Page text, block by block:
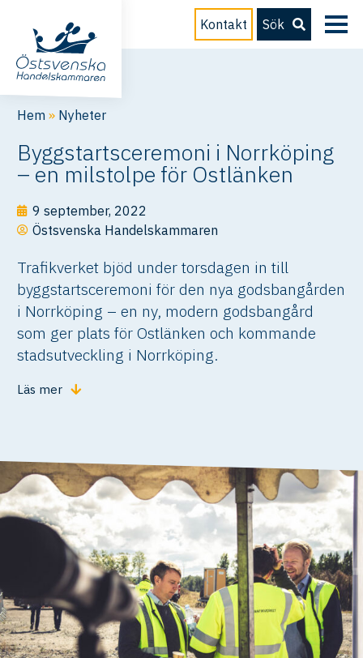
Kontakt Sök
Hem » Nyheter
Byggstartsceremoni i Norrköping
– en milstolpe för Ostlänken
9 september, 2022
Östsvenska Handelskammaren
Trafikverket bjöd under torsdagen in till
byggstartsceremoni för den nya godsbangården
i Norrköping – en ny, modern godsbangård
som ger plats för Ostlänken och kommande
stadsutveckling i Norrköping.
Läs mer